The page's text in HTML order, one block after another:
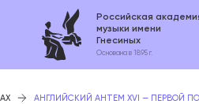
Российская
музыки имени
Гнесиных
Основана в 1895 г.
АНГЛИЙСКИЙ АНТЕМ XVI — ПЕРВОЙ